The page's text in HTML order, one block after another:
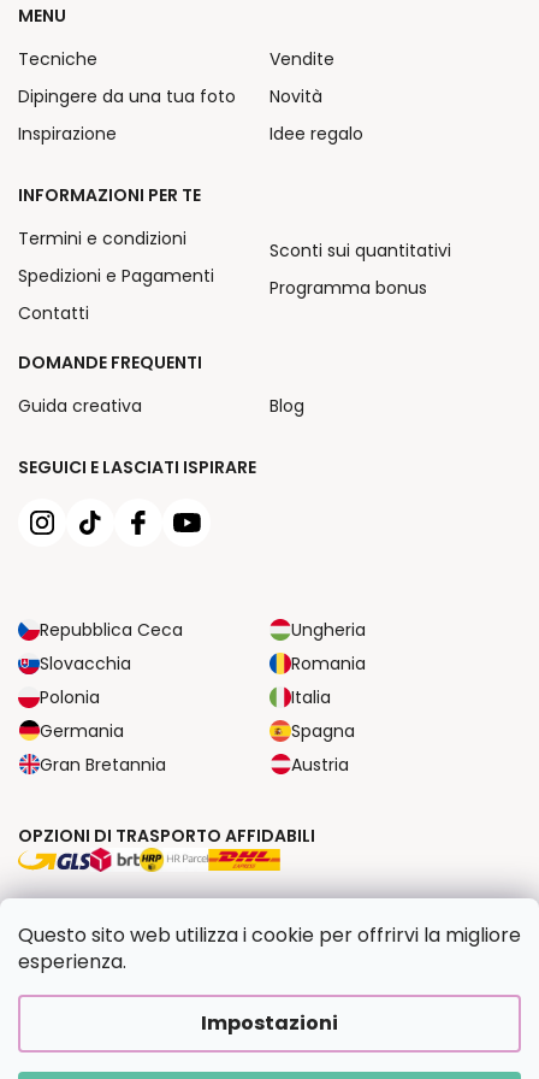
Questo sito web utilizza i cookie per offrirvi la migliore
esperienza.
Impostazioni
SEGUICI E LASCIATI ISPIRARE
Repubblica Ceca
Ungheria
Slovacchia
Romania
Polonia
Italia
Germania
Spagna
Gran Bretannia
Austria
MENU
Tecniche
Dipingere da una tua foto
Inspirazione
Vendite
Novità
Idee regalo
INFORMAZIONI PER TE
Termini e condizioni
Spedizioni e Pagamenti
Contatti
Sconti sui quantitativi
Programma bonus
DOMANDE FREQUENTI
Guida creativa
Blog
OPZIONI DI TRASPORTO AFFIDABILI
Creato da Shoptet Premium|UpraviloFV STUDIO
Copyright 2026Dipingilo.it. Tutti i diritti riservati.